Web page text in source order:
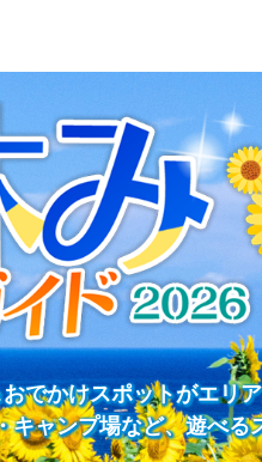
でかけスポットがエリ
ャンプ場など、遊べる